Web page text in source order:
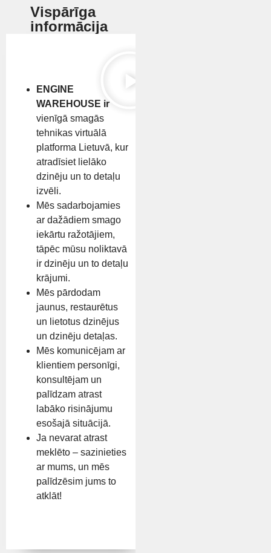
Vispārīga
informācija
ENGINE
WAREHOUSE ir
vienīgā smagās
tehnikas virtuālā
platforma Lietuvā, kur
atradīsiet lielāko
dzinēju un to detaļu
izvēli.
Mēs sadarbojamies
ar dažādiem smago
iekārtu ražotājiem,
tāpēc mūsu noliktavā
ir dzinēju un to detaļu
krājumi.
Mēs pārdodam
jaunus, restaurētus
un lietotus dzinējus
un dzinēju detaļas.
Mēs komunicējam ar
klientiem personīgi,
konsultējam un
palīdzam atrast
labāko risinājumu
esošajā situācijā.
Ja nevarat atrast
meklēto – sazinieties
ar mums, un mēs
palīdzēsim jums to
atklāt!